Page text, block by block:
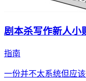
剧本杀写作新人小
指南
一份并不太系统但应